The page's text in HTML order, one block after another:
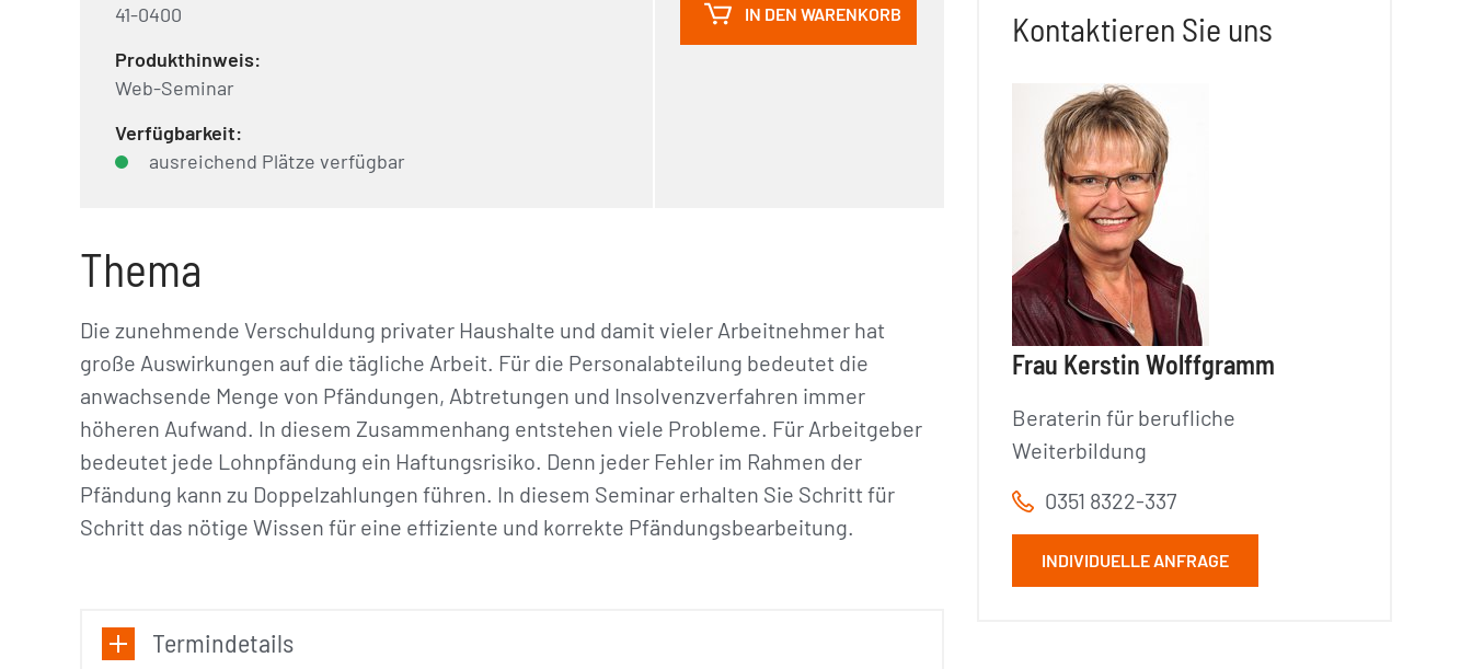
41-0400
Produkthinweis:
Web-Seminar
Verfügbarkeit:
ausreichend Plätze verfügbar
IN DEN WARENKORB
Thema
Die zunehmende Verschuldung privater Haushalte und damit vieler Arbeitnehmer hat
große Auswirkungen auf die tägliche Arbeit. Für die Personalabteilung bedeutet die
anwachsende Menge von Pfändungen, Abtretungen und Insolvenzverfahren immer
höheren Aufwand. In diesem Zusammenhang entstehen viele Probleme. Für Arbeitgeber
bedeutet jede Lohnpfändung ein Haftungsrisiko. Denn jeder Fehler im Rahmen der
Pfändung kann zu Doppelzahlungen führen. In diesem Seminar erhalten Sie Schritt für
Schritt das nötige Wissen für eine effiziente und korrekte Pfändungsbearbeitung.
Termindetails
Kontaktieren Sie uns
Frau Kerstin Wolffgramm
Beraterin für berufliche
Weiterbildung
0351 8322-337
INDIVIDUELLE ANFRAGE